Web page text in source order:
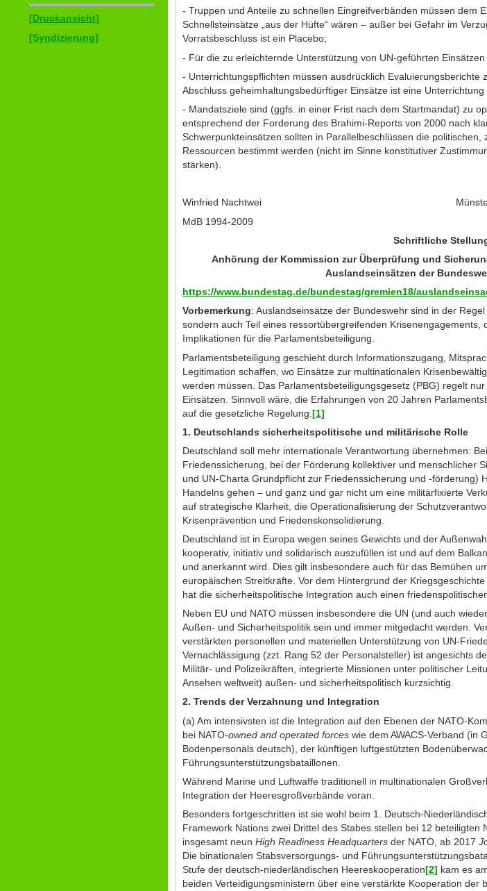
[Druckansicht]
[Syndizierung]
- Truppen und Anteile zu schnellen Eingreifverbänden müssen dem
Schnellsteinsätze „aus der Hüfte“ wären – außer bei Gefahr im
Vorratsbeschluss ist ein Placebo;
- Für die zu erleichternde Unterstützung von UN-geführten
- Unterrichtungspflichten müssen ausdrücklich
Abschluss geheimhaltungsbedürftiger Einsätze ist eine
- Mandatsziele sind (ggfs. in einer Frist nach dem Startmandat) zu
entsprechend der Forderung des Brahimi-Reports von 2000 nach
Schwerpunkteinsätzen sollten in Parallelbeschlüssen die
Ressourcen bestimmt werden (nicht im Sinne konstitutiver
stärken).
Winfried Nachtwei Münster, 10.
MdB 1994-2009
Schriftliche
Anhörung der Kommission zur Überprüfung und
Auslandseinsätzen der
https://www.bundestag.de/bundestag/gremien18/
Vorbemerkung: Auslandseinsätze der Bundeswehr sind in der
sondern auch Teil eines ressortübergreifenden Krisenengagements,
Implikationen für die Parlamentsbeteiligung.
Parlamentsbeteiligung geschieht durch Informationszugang,
Legitimation schaffen, wo Einsätze zur multinationalen
werden müssen. Das Parlamentsbeteiligungsgesetz (PBG) regelt
Einsätzen. Sinnvoll wäre, die Erfahrungen von 20 Jahren
auf die gesetzliche Regelung. [1]
1. Deutschlands sicherheitspolitische und militärische Rolle
Deutschland soll mehr internationale Verantwortung übernehmen:
Friedenssicherung, bei der Förderung kollektiver und menschlicher
und UN-Charta Grundpflicht zur Friedenssicherung und -förderung)
Handelns gehen – und ganz und gar nicht um eine militärfixierte
auf strategische Klarheit, die Operationalisierung der
Krisenprävention und Friedenskonsolidierung.
Deutschland ist in Europa wegen seines Gewichts und der
kooperativ, initiativ und solidarisch auszufüllen ist und auf dem
und anerkannt wird. Dies gilt insbesondere auch für das Bemühen
europäischen Streitkräfte. Vor dem Hintergrund der
hat die sicherheitspolitische Integration auch einen
Neben EU und NATO müssen insbesondere die UN (und auch
Außen- und Sicherheitspolitik sein und immer mitgedacht werden.
verstärkten personellen und materiellen Unterstützung von UN-
Vernachlässigung (zzt. Rang 52 der Personalsteller) ist angesichts
Militär- und Polizeikräften, integrierte Missionen unter politischer
Ansehen weltweit) außen- und sicherheitspolitisch kurzsichtig.
2. Trends der Verzahnung und Integration
(a) Am intensivsten ist die Integration auf den Ebenen der NATO-
bei NATO-owned and operated forces wie dem AWACS-Verband (in
Bodenpersonals deutsch), der künftigen luftgestützten
Führungsunterstützungsbataillonen.
Während Marine und Luftwaffe traditionell in multinationalen
Integration der Heeresgroßverbände voran.
Besonders fortgeschritten ist sie wohl beim 1. Deutsch-
Framework Nations zwei Drittel des Stabes stellen bei 12
insgesamt neun High Readiness Headquarters der NATO, ab 2017
Die binationalen Stabsversorgungs- und
Stufe der deutsch-niederländischen Heereskooperation[2] kam es
beiden Verteidigungsministern über eine verstärkte Kooperation